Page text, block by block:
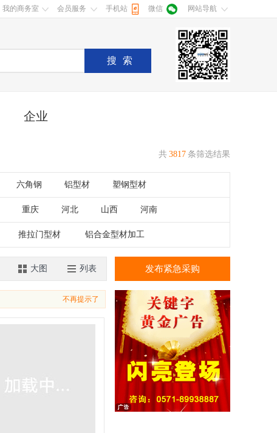
我的商务室 会员服务 手机站 微信 网站导航
搜索
企业
共 3817 条筛选结果
六角钢 铝型材 塑钢型材
重庆 河北 山西 河南
广东 广西 江西
香港 澳门
推拉门型材 铝合金型材加工
大图 列表
不再提示了
发布紧急采购